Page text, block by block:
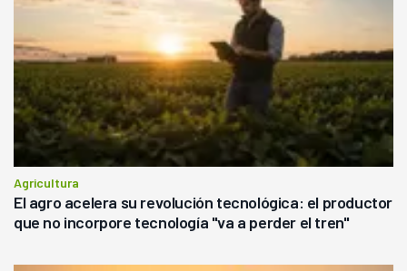
Agricultura
El agro acelera su revolución tecnológica: el productor
que no incorpore tecnología "va a perder el tren"